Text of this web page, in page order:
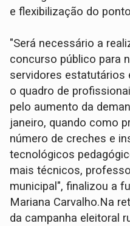
e flexibilização do
"Será necessário a
concurso público para
servidores estatutários
o quadro de
pelo aumento da
janeiro, quando como
número de creches e
tecnológicos
mais técnicos,
municipal", finalizou a
Mariana Carvalho.Na
da campanha eleitoral